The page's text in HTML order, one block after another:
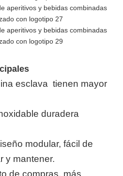
esclava tienen mayor
duradera
modular, fácil de
y mantener.
de compras, más